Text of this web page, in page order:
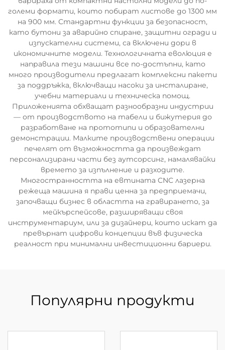
големи формати, които побират листове до 1300 мм
на 900 мм. Стандартни функции за безопасност,
като бутони за аварийно спиране, защитни огради и
изпускателни системи, са включени дори в
икономичните модели. Технологичната еволюция е
направила тези машини все по-достъпни, като
много производители предлагат комплексни пакети
за поддръжка, включващи насоки за инсталиране,
учебни материали и техническа помощ.
Приложенията обхващат разнообразни индустрии
— от производството на табели и бижутерия до
разработване на прототипи и образователни
демонстрации. Малките производствени операции
печелят от възможността да произвеждат
персонализирани части без аутсорсинг, намалявайки
времето за изпълнение и разходите.
Многостранността на евтината CNC лазерна
режеща машина я прави ценна за предприемачи,
започващи бизнес в областта на гравирането, за
мейкърспейсове, разширяващи своя
инструментариум, или за дизайнери, които искат да
превърнат цифрови концепции във физическа
реалност при минимални инвестиционни бариери.
Популярни продукти